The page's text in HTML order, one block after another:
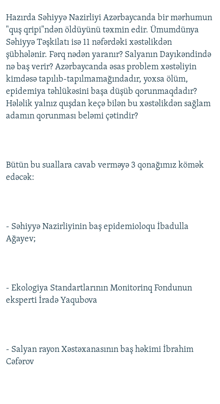
Hazırda Səhiyyə Nazirliyi Azərbaycanda bir mərhumun
"quş qripi"ndən öldüyünü təxmin edir. Ümumdünya
Səhiyyə Təşkilatı isə 11 nəfərdəki xəstəlikdən
şübhələnir. Fərq nədən yaranır? Salyanın Dayıkəndində
nə baş verir? Azərbaycanda əsas problem xəstəliyin
kimdəsə tapılıb-tapılmamağındadır, yoxsa ölüm,
epidemiya təhlükəsini başa düşüb qorunmaqdadır?
Hələlik yalnız quşdan keçə bilən bu xəstəlikdən sağlam
adamın qorunması beləmi çətindir?
Bütün bu suallara cavab verməyə 3 qonağımız kömək
edəcək:
- Səhiyyə Nazirliyinin baş epidemioloqu İbadulla
Ağayev;
- Ekologiya Standartlarının Monitorinq Fondunun
eksperti İradə Yaqubova
- Salyan rayon Xəstəxanasının baş həkimi İbrahim
Cəfərov